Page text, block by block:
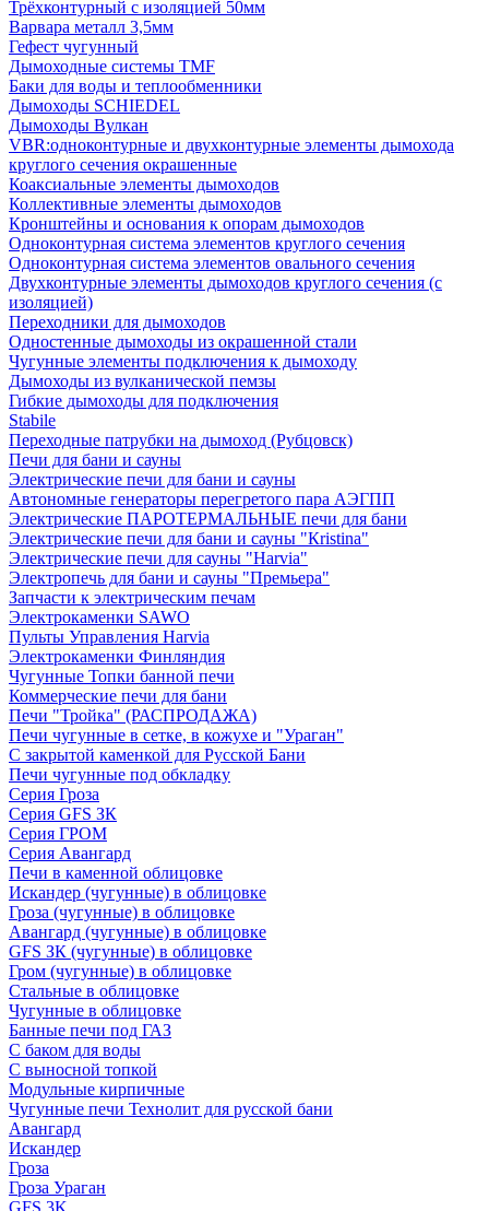
Трёхконтурный с изоляцией 50мм
Варвара металл 3,5мм
Гефест чугунный
Дымоходные системы TMF
Баки для воды и теплообменники
Дымоходы SCHIEDEL
Дымоходы Вулкан
VBR:одноконтурные и двухконтурные элементы дымохода
круглого сечения окрашенные
Коаксиальные элементы дымоходов
Коллективные элементы дымоходов
Кронштейны и основания к опорам дымоходов
Одноконтурная система элементов круглого сечения
Одноконтурная система элементов овального сечения
Двухконтурные элементы дымоходов круглого сечения (с
изоляцией)
Переходники для дымоходов
Одностенные дымоходы из окрашенной стали
Чугунные элементы подключения к дымоходу
Дымоходы из вулканической пемзы
Гибкие дымоходы для подключения
Stabile
Переходные патрубки на дымоход (Рубцовск)
Печи для бани и сауны
Электрические печи для бани и сауны
Автономные генераторы перегретого пара АЭГПП
Электрические ПАРОТЕРМАЛЬНЫЕ печи для бани
Электрические печи для бани и сауны "Кristina"
Электрические печи для сауны "Harvia"
Электропечь для бани и сауны "Премьера"
Запчасти к электрическим печам
Электрокаменки SAWO
Пульты Управления Harvia
Электрокаменки Финляндия
Чугунные Топки банной печи
Коммерческие печи для бани
Печи "Тройка" (РАСПРОДАЖА)
Печи чугунные в сетке, в кожухе и "Ураган"
С закрытой каменкой для Русской Бани
Печи чугунные под обкладку
Серия Гроза
Серия GFS ЗК
Серия ГРОМ
Серия Авангард
Печи в каменной облицовке
Искандер (чугунные) в облицовке
Гроза (чугунные) в облицовке
Авангард (чугунные) в облицовке
GFS ЗК (чугунные) в облицовке
Гром (чугунные) в облицовке
Стальные в облицовке
Чугунные в облицовке
Банные печи под ГАЗ
С баком для воды
С выносной топкой
Модульные кирпичные
Чугунные печи Технолит для русской бани
Авангард
Искандер
Гроза
Гроза Ураган
GFS 3K